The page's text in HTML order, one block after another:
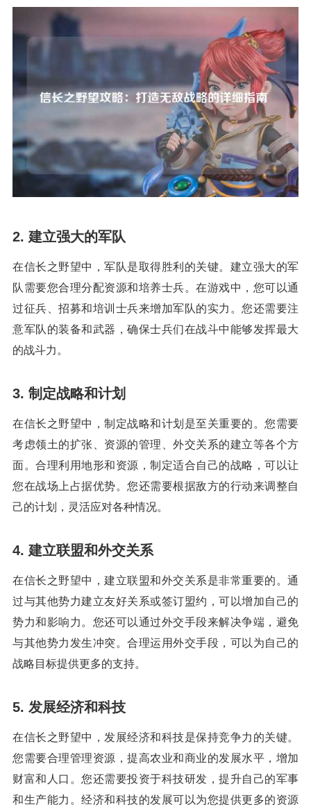
2. 建立强大的军队
在信长之野望中，军队是取得胜利的关键。建立强大的军
队需要您合理分配资源和培养士兵。在游戏中，您可以通
过征兵、招募和培训士兵来增加军队的实力。您还需要注
意军队的装备和武器，确保士兵们在战斗中能够发挥最大
的战斗力。
3. 制定战略和计划
在信长之野望中，制定战略和计划是至关重要的。您需要
考虑领土的扩张、资源的管理、外交关系的建立等各个方
面。合理利用地形和资源，制定适合自己的战略，可以让
您在战场上占据优势。您还需要根据敌方的行动来调整自
己的计划，灵活应对各种情况。
4. 建立联盟和外交关系
在信长之野望中，建立联盟和外交关系是非常重要的。通
过与其他势力建立友好关系或签订盟约，可以增加自己的
势力和影响力。您还可以通过外交手段来解决争端，避免
与其他势力发生冲突。合理运用外交手段，可以为自己的
战略目标提供更多的支持。
5. 发展经济和科技
在信长之野望中，发展经济和科技是保持竞争力的关键。
您需要合理管理资源，提高农业和商业的发展水平，增加
财富和人口。您还需要投资于科技研发，提升自己的军事
和生产能力。经济和科技的发展可以为您提供更多的资源